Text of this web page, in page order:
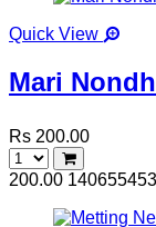
Quick View
Mari
Rs 200.00
200.00